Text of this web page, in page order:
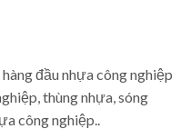
đầu nhựa công nghiệp
thùng nhựa, sóng
công nghiệp..